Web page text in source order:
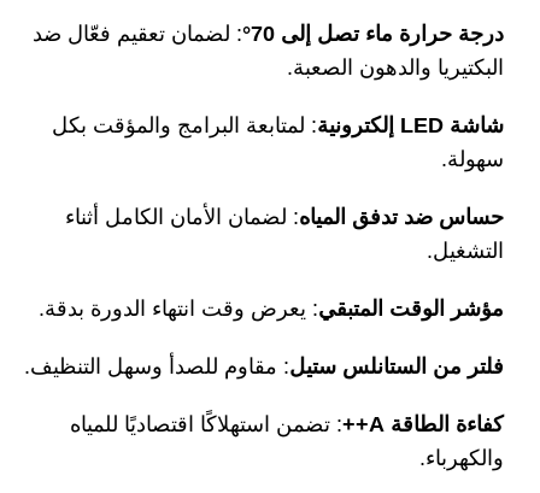
درجة حرارة ماء تصل إلى 70 °: لضمان تعقيم فعّال ضد
البكتيريا والدهون الصعبة.
شاشة
: لمتابعة البرامج والمؤقت بكل
سهولة.
حساس ضد تدفق المياه: لضمان الأمان الكامل أثناء
التشغيل.
مؤشر الوقت المتبقي: يعرض وقت انتهاء الدورة بدقة.
فلتر من الستانلس ستيل: مقاوم للصدأ وسهل التنظيف.
كفاءة الطاقة
: تضمن استهلاكًا اقتصاديًا للمياه
والكهرباء.